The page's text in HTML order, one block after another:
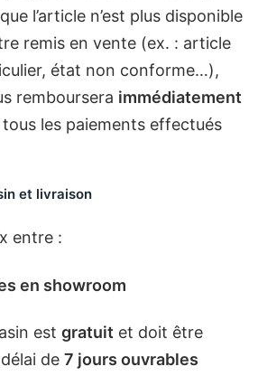
l’article n’est plus disponible
remis en vente (ex. : article
état non conforme…),
remboursera immédiatement
tous les paiements effectués
et livraison
entre :
en showroom
est gratuit et doit être
de 7 jours ouvrables